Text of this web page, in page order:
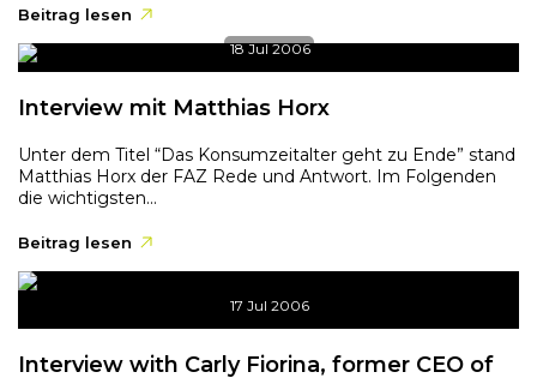
Beitrag lesen
18 Jul 2006
Interview mit Matthias Horx
Unter dem Titel “Das Konsumzeitalter geht zu Ende” stand
Matthias Horx der FAZ Rede und Antwort. Im Folgenden
die wichtigsten...
Beitrag lesen
17 Jul 2006
Interview with Carly Fiorina, former CEO of